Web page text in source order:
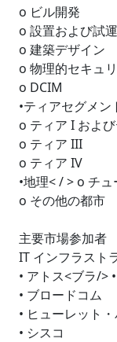
o ビル開発
o 設置および試
o 建築デザイン
o 物理的セキュ
o DCIM
•ティアセグメン
o ティア I およ
o ティア III
o ティア IV
•地理< / > o チュ
o その他の都市
主要市場参加者
IT インフラスト
• アトス<ブラ/>
• ブロードコム
• ヒューレット
• シスコ